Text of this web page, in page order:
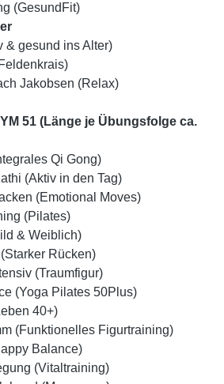
(GesundFit)
& gesund ins Alter)
Jakobsen (Relax)
51 (Länge je Übungsfolge ca.
Qi Gong)
(Aktiv in den Tag)
(Emotional Moves)
(Pilates)
& Weiblich)
Rücken)
(Traumfigur)
(Yoga Pilates 50Plus)
40+)
(Funktionelles Figurtraining)
Balance)
(Vitaltraining)